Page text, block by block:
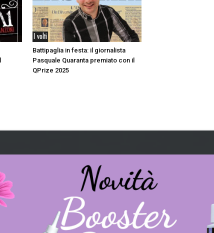
I volti
Battipaglia in festa: il giornalista
Pasquale Quaranta premiato con il
QPrize 2025